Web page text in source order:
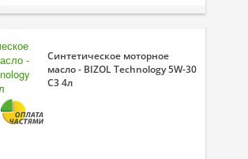
Синтетическое моторное
масло - BIZOL Technology 5W-30
C3 4л